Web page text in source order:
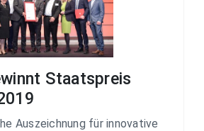
Staatspreis
Auszeichnung für innovative